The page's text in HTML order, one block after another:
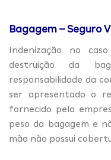
Bagagem – Seguro
Indenização no
destruição da
responsabilidade da
ser apresentado o
fornecido pela
peso da bagagem e
mão não possui